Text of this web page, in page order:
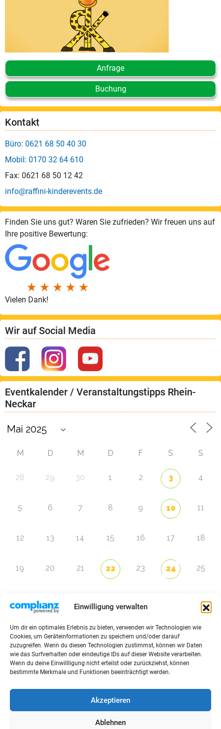
Einwilligung verwalten
Um dir ein optimales Erlebnis zu bieten, verwenden wir Technologien wie
Cookies, um Geräteinformationen zu speichern und/oder darauf
zuzugreifen. Wenn du diesen Technologien zustimmst, können wir Daten
wie das Surfverhalten oder eindeutige IDs auf dieser Website verarbeiten.
Wenn du deine Einwillligung nicht erteilst oder zurückziehst, können
bestimmte Merkmale und Funktionen beeinträchtigt werden.
Akzeptieren
Ablehnen
Anfrage
Buchung
Kontakt
Büro: 0621 68 50 40 30
Mobil: 0170 32 64 610
Fax: 0621 68 50 12 42
info@raffini-kinderevents.de
Finden Sie uns gut? Waren Sie zufrieden? Wir freuen uns auf
Ihre positive Bewertung:
Vielen Dank!
Wir auf Social Media
Eventkalender / Veranstaltungstipps Rhein-
Neckar
M D M D F S S
28 29 30 1 2 3 4
5 6 7 8 9 10 11
12 13 14 15 16 17 18
19 20 21 22 23 24 25
Zur Eventübersicht
Sitemap